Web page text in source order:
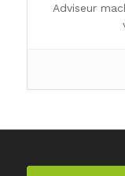
Adviseur